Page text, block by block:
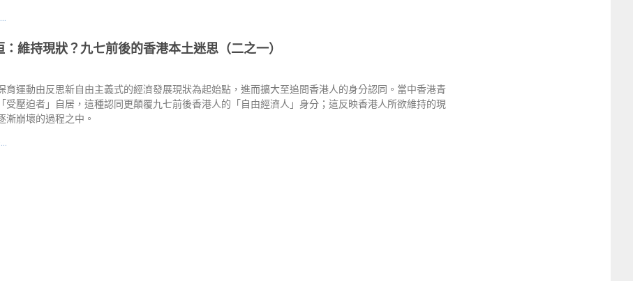
：維持現狀？九七前後的香港本土迷思（二之一）
育運動由反思新自由主義式的經濟發展現狀為起始點，進而擴大至追問香港人的身分認同。當中香港青
受壓迫者」自居，這種認同更顛覆九七前後香港人的「自由經濟人」身分；這反映香港人所欲維持的現
漸崩壞的過程之中。